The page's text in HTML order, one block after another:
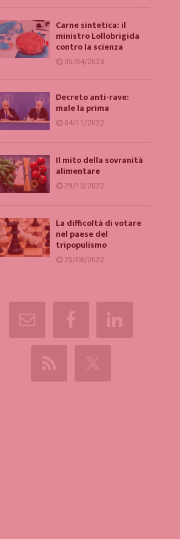
Carne sintetica: il
ministro Lollobrigida
contro la scienza
05/04/2023
Decreto anti-rave:
male la prima
04/11/2022
Il mito della sovranità
alimentare
29/10/2022
La difficoltà di votare
nel paese del
tripopulismo
25/08/2022